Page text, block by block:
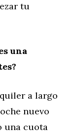
tu
una
a largo
nuevo
una cuota